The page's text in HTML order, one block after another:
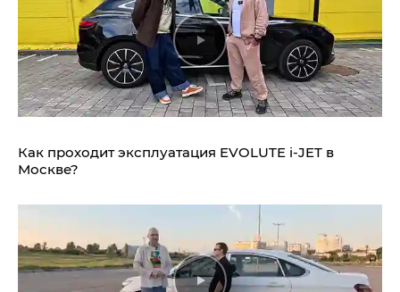
Как проходит эксплуатация EVOLUTE i‑JET в
Москве?